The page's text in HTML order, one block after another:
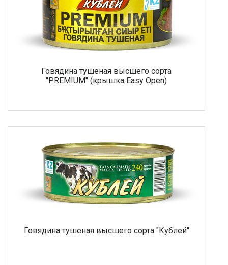
Говядина тушеная высшего сорта
"PREMIUM" (крышка Easy Open)
Говядина тушеная высшего сорта "Кублей"